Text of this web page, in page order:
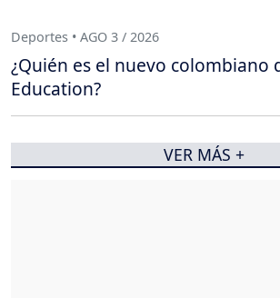
Deportes • AGO 3 / 2026
¿Quién es el nuevo colombiano
Education?
VER MÁS +